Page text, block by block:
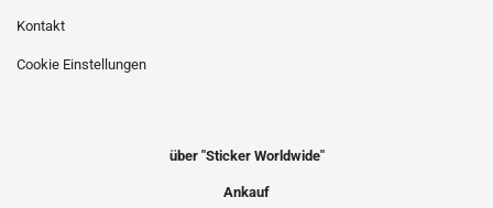
Kontakt
Cookie Einstellungen
über "Sticker Worldwide"
Ankauf